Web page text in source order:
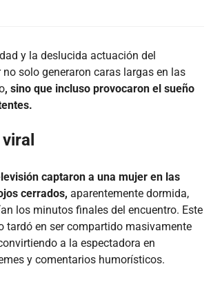
y la deslucida actuación del
solo generaron caras largas en las
, sino que incluso provocaron el sueño
captaron a una mujer en las
cerrados, aparentemente dormida,
los minutos finales del encuentro. Este
tardó en ser compartido masivamente
a la espectadora en
y comentarios humorísticos.